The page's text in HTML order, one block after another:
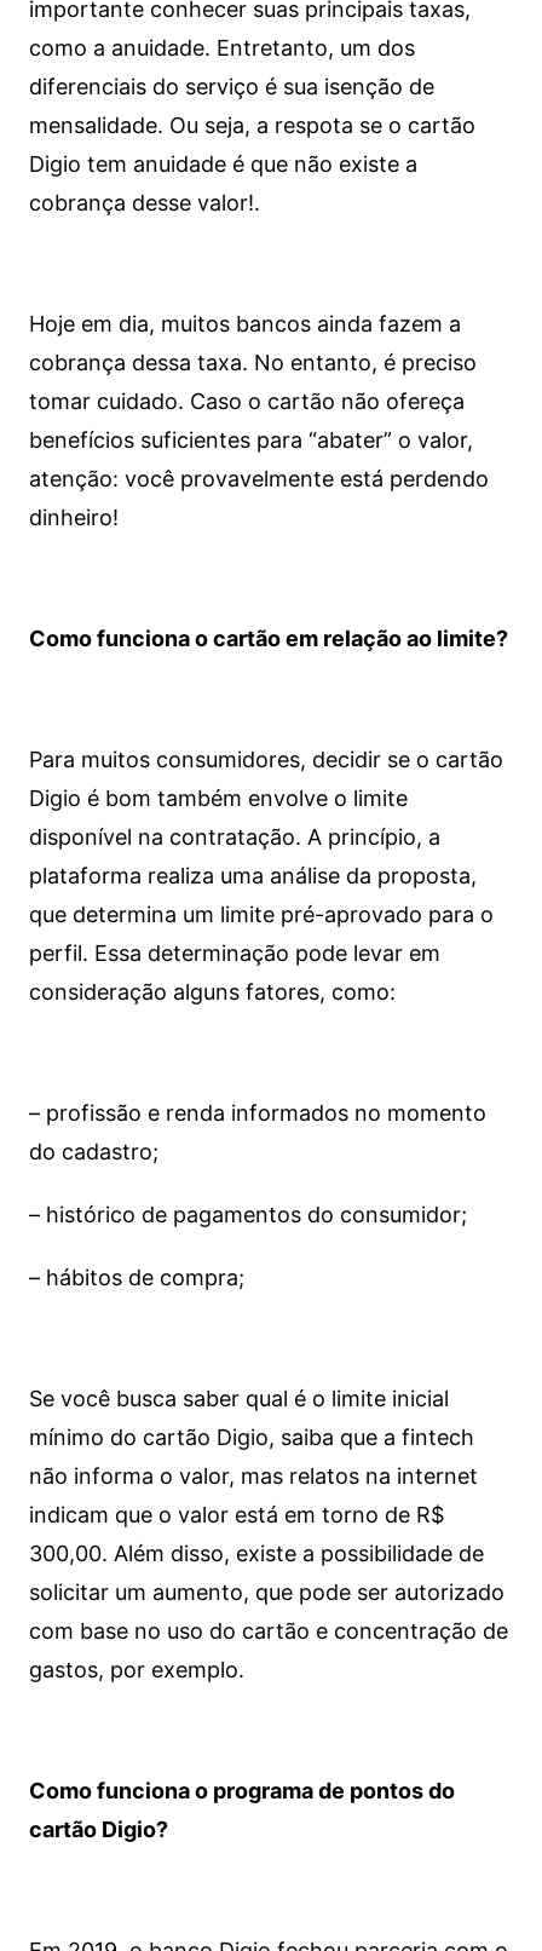
importante conhecer suas principais taxas,
como a anuidade. Entretanto, um dos
diferenciais do serviço é sua isenção de
mensalidade. Ou seja, a respota se o cartão
Digio tem anuidade é que não existe a
cobrança desse valor!.
Hoje em dia, muitos bancos ainda fazem a
cobrança dessa taxa. No entanto, é preciso
tomar cuidado. Caso o cartão não ofereça
benefícios suficientes para “abater” o valor,
atenção: você provavelmente está perdendo
dinheiro!
Como funciona o cartão em relação ao limite?
Para muitos consumidores, decidir se o cartão
Digio é bom também envolve o limite
disponível na contratação. A princípio, a
plataforma realiza uma análise da proposta,
que determina um limite pré-aprovado para o
perfil. Essa determinação pode levar em
consideração alguns fatores, como:
– profissão e renda informados no momento
do cadastro;
– histórico de pagamentos do consumidor;
– hábitos de compra;
Se você busca saber qual é o limite inicial
mínimo do cartão Digio, saiba que a fintech
não informa o valor, mas relatos na internet
indicam que o valor está em torno de R$
300,00. Além disso, existe a possibilidade de
solicitar um aumento, que pode ser autorizado
com base no uso do cartão e concentração de
gastos, por exemplo.
Como funciona o programa de pontos do
cartão Digio?